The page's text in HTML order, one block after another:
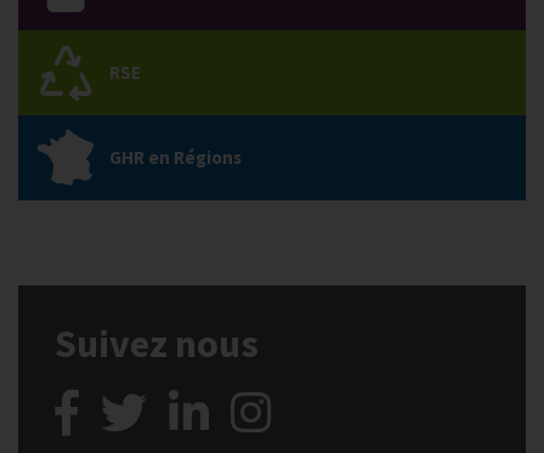
RSE
GHR en Régions
Suivez nous